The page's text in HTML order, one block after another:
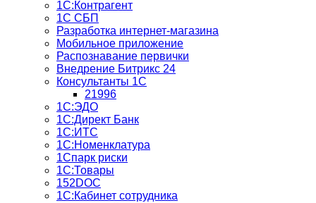
1С:Контрагент
1С СБП
Разработка интернет-магазина
Мобильное приложение
Распознавание первички
Внедрение Битрикс 24
Консультанты 1С
21996
1С:ЭДО
1С:Директ Банк
1С:ИТС
1С:Номенклатура
1Спарк риски
1С:Товары
152DOC
1С:Кабинет сотрудника